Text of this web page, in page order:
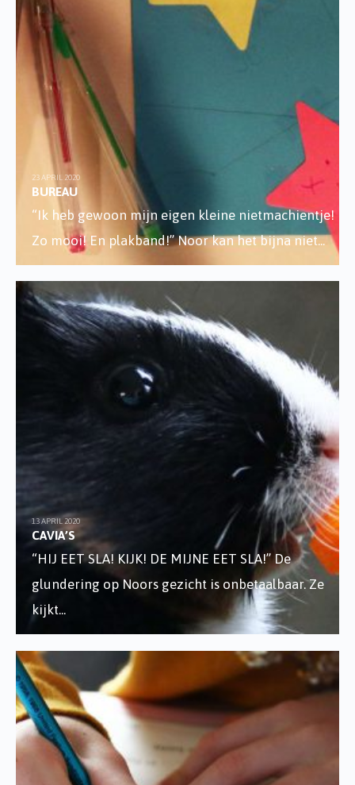
23 APRIL 2020
BUREAU
“Ik heb gewoon mijn eigen kleine nietmachientje!
Zo mooi! En plakband!” Noor kan het bijna niet...
13 APRIL 2020
CAVIA’S
“HIJ EET SLA! KIJK! DE MIJNE EET SLA!” De
glundering op Noors gezicht is onbetaalbaar. Ze
kijkt...